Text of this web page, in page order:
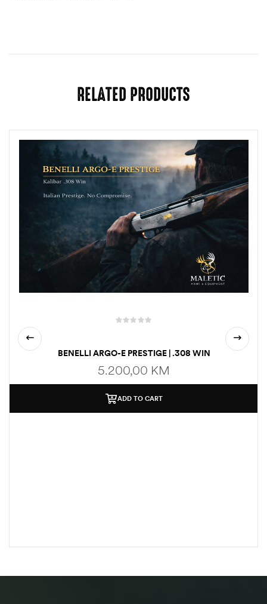
RELATED PRODUCTS
BENELLI ARGO-E PRESTIGE | .308 WIN
5.200,00 KM
ADD TO CART